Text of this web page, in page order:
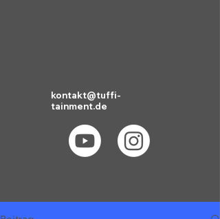
kontakt@tuffi-
tainment.de